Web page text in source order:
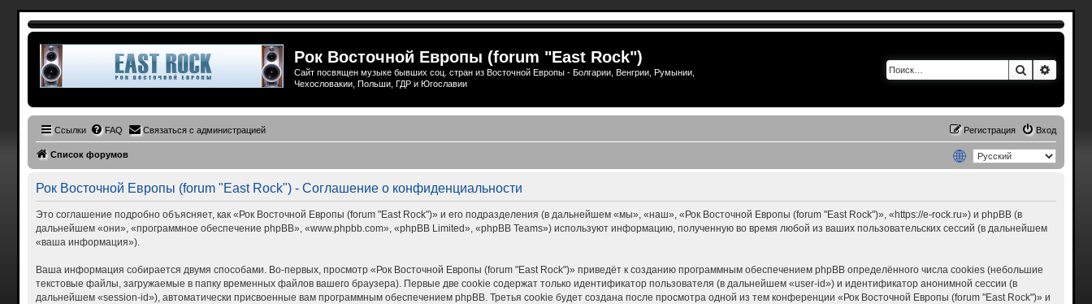
Рок Восточной Европы (forum "East Rock")
Сайт посвящен музыке бывших соц. стран из Восточной Европы - Болгарии, Венгрии, Румынии,
Чехословакии, Польши, ГДР и Югославии
Поиск
Ссылки FAQ Связаться с администрацией Вход
Регистрация
Список форумов
Рок Восточной Европы (forum "East Rock") - Соглашение о конфиденциальности
Это соглашение подробно объясняет, как «Рок Восточной Европы (forum "East Rock")» и его подразделения (в дальнейшем «мы», «наш», «Рок Восточной Европы (forum "East Rock")», «https://e-rock.ru») и phpBB (в
дальнейшем «они», «программное обеспечение phpBB», «www.phpbb.com», «phpBB Limited», «phpBB Teams») используют информацию, полученную во время любой из ваших пользовательских сессий (в дальнейшем
«ваша информация»).
Ваша информация собирается двумя способами. Во-первых, просмотр «Рок Восточной Европы (forum "East Rock")» приведёт к созданию программным обеспечением phpBB определённого числа cookies (небольшие
текстовые файлы, загружаемые в папку временных файлов вашего браузера). Первые две cookie содержат только идентификатор пользователя (в дальнейшем «user-id») и идентификатор анонимной сессии (в
дальнейшем «session-id»), автоматически присвоенные вам программным обеспечением phpBB. Третья cookie будет создана после просмотра одной из тем конференции «Рок Восточной Европы (forum "East Rock")» и